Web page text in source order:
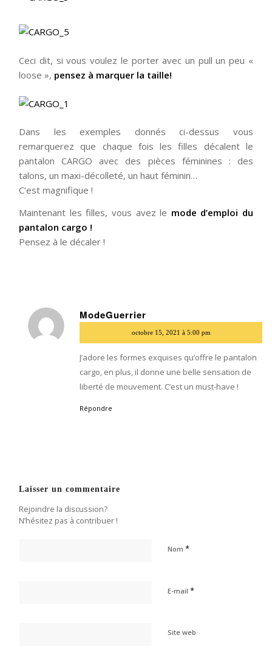
Ceci dit, si vous voulez le porter avec un pull un peu «
loose », pensez à marquer la taille!
Dans les exemples donnés ci-dessus vous
remarquerez que chaque fois les filles décalent le
pantalon CARGO avec des pièces féminines : des
talons, un maxi-décolleté, un haut féminin…
C’est magnifique !
Maintenant les filles, vous avez le mode d’emploi du
pantalon cargo !
Pensez à le décaler !
ModeGuerrier
:
octobre 15, 2021 à 5:00 pm
J’adore les formes exquises qu’offre le pantalon
cargo, en plus, il donne une belle sensation de
liberté de mouvement. C’est un must-have !
Répondre
Laisser un commentaire
Rejoindre la discussion?
N’hésitez pas à contribuer !
Nom*
E-mail*
Site web